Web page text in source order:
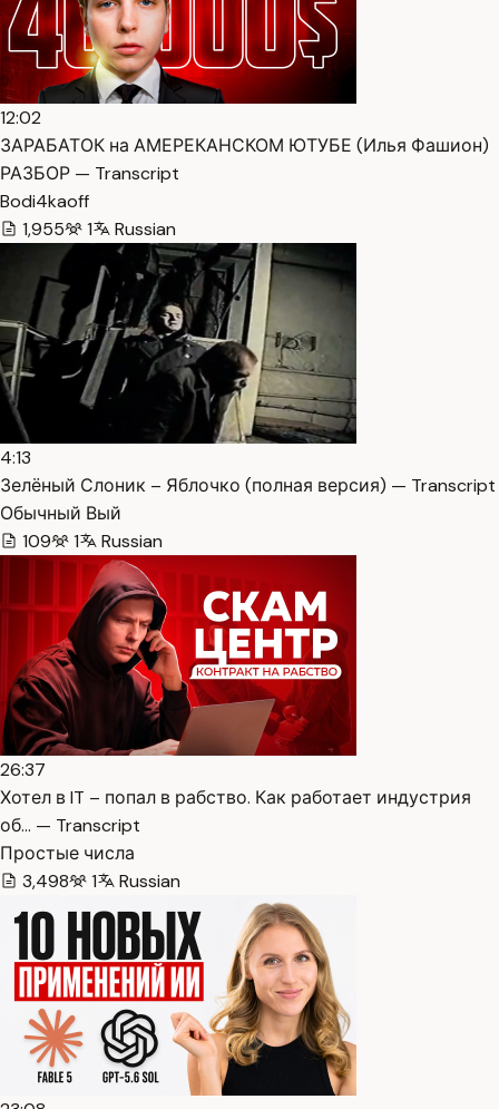
12:02
ЗАРАБАТОК на АМЕРЕКАНСКОМ ЮТУБЕ (Илья Фашион)
РАЗБОР — Transcript
Bodi4kaoff
1,955
1 Russian
4:13
Зелёный Слоник – Яблочко (полная версия) — Transcript
Обычный Вый
109
1 Russian
26:37
Хотел в IT – попал в рабство. Как работает индустрия
об… — Transcript
Простые числа
3,498
1 Russian